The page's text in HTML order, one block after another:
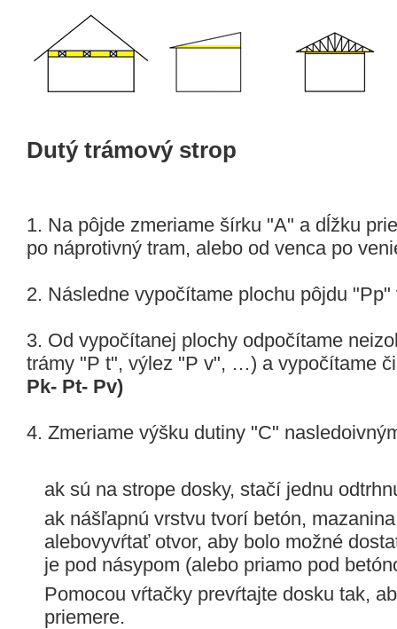
Dutý trámový strop
1. Na pôjde zmeriame šírku "A" a dĺžku
po náprotivný tram, alebo od venca po
2. Následne vypočítame plochu pôjdu
3. Od vypočítanej plochy odpočítame
trámy "P t", výlez "P v", …) a vypočítame
Pk- Pt- Pv)
4. Zmeriame výšku dutiny "C"
ak sú na strope dosky, stačí jednu
ak nášľapnú vrstvu tvorí betón,
alebovyvŕtať otvor, aby bolo možné
je pod násypom (alebo priamo pod
Pomocou vŕtačky prevŕtajte dosku tak,
priemere.